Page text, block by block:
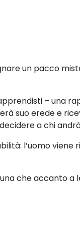
un pacco
– una
suo erede e
a chi
l’uomo
che accanto a